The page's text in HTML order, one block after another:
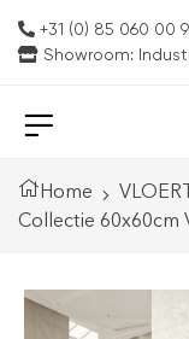
+31 (0) 85 060 00
Showroom:
Home
Collectie 60x60cm